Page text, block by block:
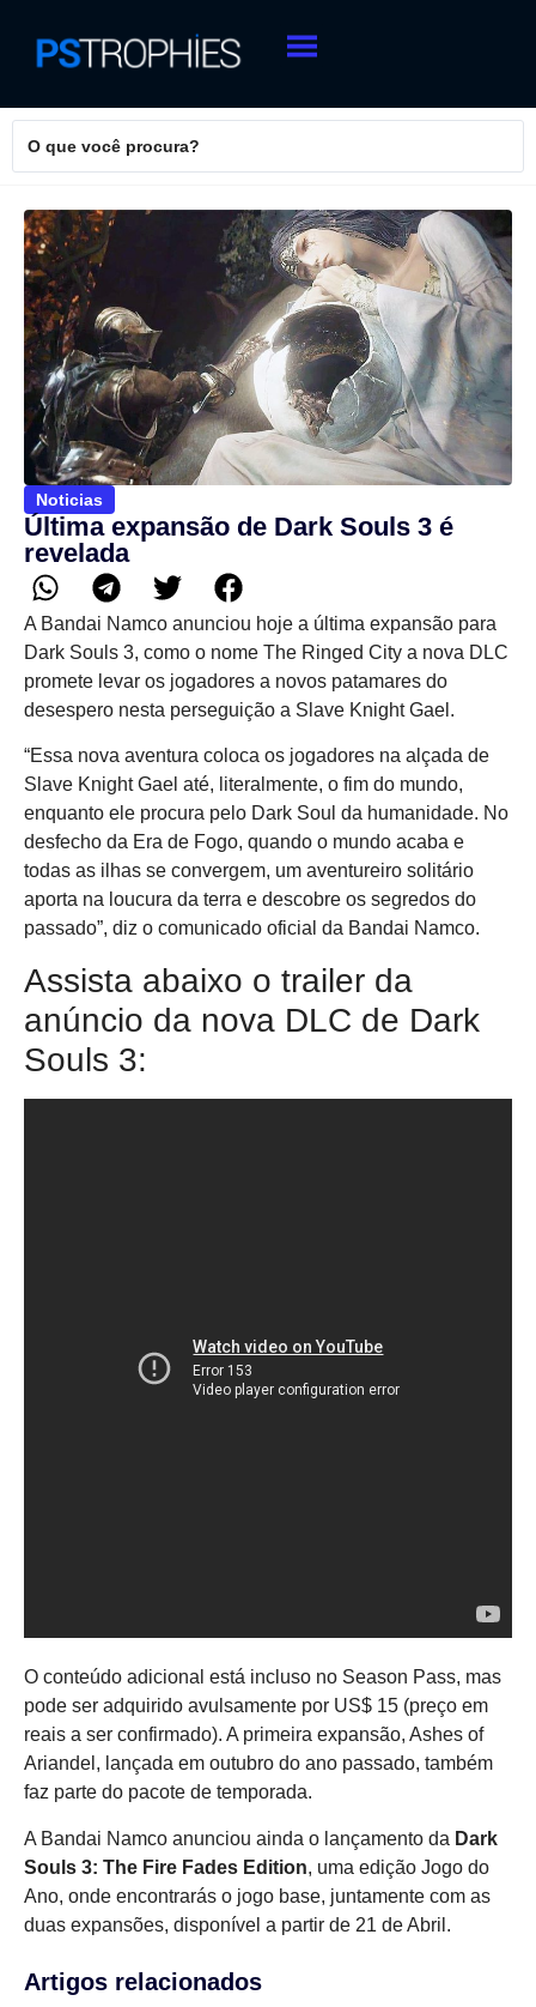
Noticias
Última expansão de Dark Souls 3 é
revelada
A Bandai Namco anunciou hoje a última expansão para
Dark Souls 3, como o nome The Ringed City a nova DLC
promete levar os jogadores a novos patamares do
desespero nesta perseguição a Slave Knight Gael.
“Essa nova aventura coloca os jogadores na alçada de
Slave Knight Gael até, literalmente, o fim do mundo,
enquanto ele procura pelo Dark Soul da humanidade. No
desfecho da Era de Fogo, quando o mundo acaba e
todas as ilhas se convergem, um aventureiro solitário
aporta na loucura da terra e descobre os segredos do
passado”, diz o comunicado oficial da Bandai Namco.
Assista abaixo o trailer da
anúncio da nova DLC de Dark
Souls 3:
O conteúdo adicional está incluso no Season Pass, mas
pode ser adquirido avulsamente por US$ 15 (preço em
reais a ser confirmado). A primeira expansão, Ashes of
Ariandel, lançada em outubro do ano passado, também
faz parte do pacote de temporada.
A Bandai Namco anunciou ainda o lançamento da Dark
Souls 3: The Fire Fades Edition, uma edição Jogo do
Ano, onde encontrarás o jogo base, juntamente com as
duas expansões, disponível a partir de 21 de Abril.
Artigos relacionados